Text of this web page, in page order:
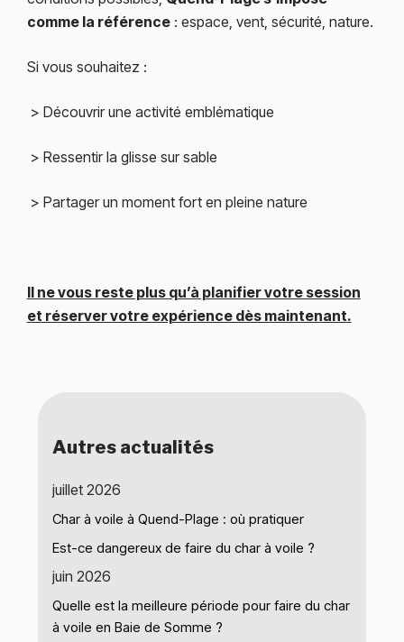
comme la référence: espace, vent, sécurité, nature.
Si vous souhaitez :
> Découvrir une activité emblématique
> Ressentir la glisse sur sable
> Partager un moment fort en pleine nature
Il ne vous reste plus qu’à planifier votre session
et réserver votre expérience dès maintenant.
Autres actualités
juillet 2026
Char à voile à Quend-Plage : où pratiquer
Est-ce dangereux de faire du char à voile ?
juin 2026
Quelle est la meilleure période pour faire du char
à voile en Baie de Somme ?